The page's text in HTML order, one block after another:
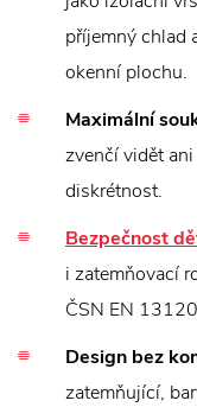
příjemný chlad
okenní plochu.
Maximální
zvenčí vidět
diskrétnost.
Bezpečnost
i zatemňovací
ČSN EN
Design bez
zatemňující,